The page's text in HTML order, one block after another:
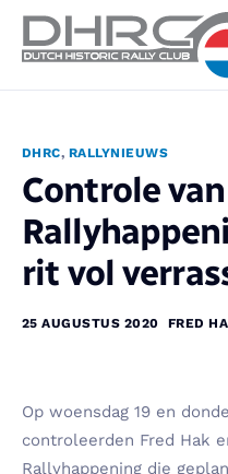
Vraag & Aanbod
Nieuws
Contact
DHRC, RALLYNIEUWS
Controle
rit vol
25 AUGUSTUS 2020 FRED
Op woensdag 19 en
controleerden Fred Hak
Rallyhappening die